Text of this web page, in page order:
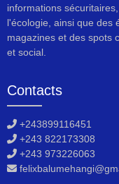
informations
l'écologie, ainsi que des
magazines et des spots
et social.
Contacts
+243899116451
+243 822173308
+243 973226063